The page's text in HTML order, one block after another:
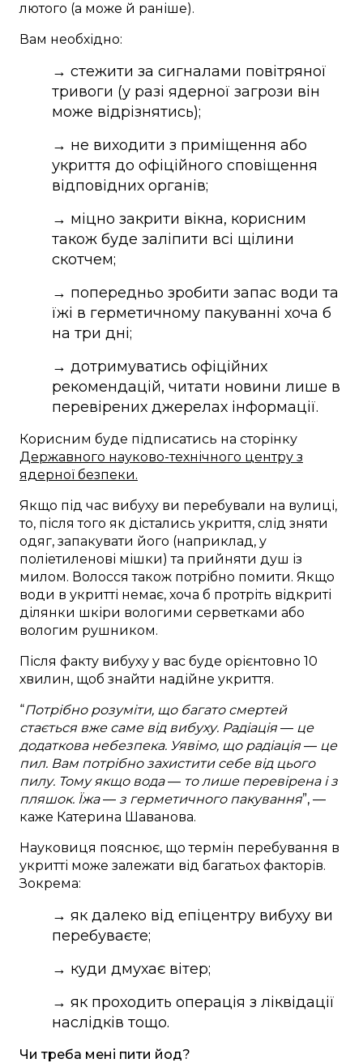
лютого (а може й раніше).
Вам необхідно:
→ стежити за сигналами повітряної
тривоги (у разі ядерної загрози він
може відрізнятись);
→ не виходити з приміщення або
укриття до офіційного сповіщення
відповідних органів;
→ міцно закрити вікна, корисним
також буде заліпити всі щілини
скотчем;
→ попередньо зробити запас води та
їжі в герметичному пакуванні хоча б
на три дні;
→ дотримуватись офіційних
рекомендацій, читати новини лише в
перевірених джерелах інформації.
Корисним буде підписатись на сторінку
Державного науково-технічного центру з
ядерної безпеки.
Якщо під час вибуху ви перебували на вулиці,
то, після того як дістались укриття, слід зняти
одяг, запакувати його (наприклад, у
поліетиленові мішки) та прийняти душ із
милом. Волосся також потрібно помити. Якщо
води в укритті немає, хоча б протріть відкриті
ділянки шкіри вологими серветками або
вологим рушником.
Після факту вибуху у вас буде орієнтовно 10
хвилин, щоб знайти надійне укриття.
“Потрібно розуміти, що багато смертей
стається вже саме від вибуху. Радіація — це
додаткова небезпека. Уявімо, що радіація — це
пил. Вам потрібно захистити себе від цього
пилу. Тому якщо вода— то лише перевірена і з
пляшок. Їжа— з герметичного пакування”, —
каже Катерина Шаванова.
Науковиця пояснює, що термін перебування в
укритті може залежати від багатьох факторів.
Зокрема:
→ як далеко від епіцентру вибуху ви
перебуваєте;
→ куди дмухає вітер;
→ як проходить операція з ліквідації
наслідків тощо.
Чи треба мені пити йод?